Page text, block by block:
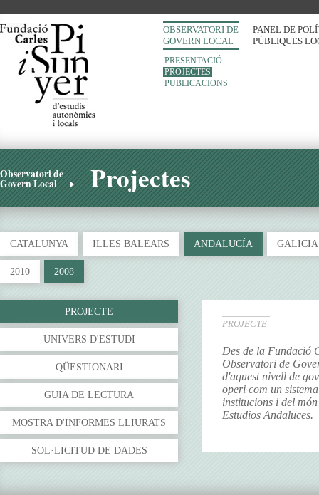
PANEL DE
PÚBLIQUES
OBSERVATORI DE
GOVERN LOCAL
PRESENTACIÓ
PROJECTES
PUBLICACIONS
Observatori de
Govern Local Projectes
CATALUNYA ILLES BALEARS ANDALUCÍA GALICIA
2010 2008
PROJECTE
UNIVERS D'ESTUDI
QÜESTIONARI
GUIA DE LECTURA
MOSTRA D'INFORMES LLIURATS
SOL·LICITUD DE DADES
PROJECTE
Des de la Fundació
Observatori de
d'aquest nivell de
operi com un
institucions i del
Estudios Andaluces.